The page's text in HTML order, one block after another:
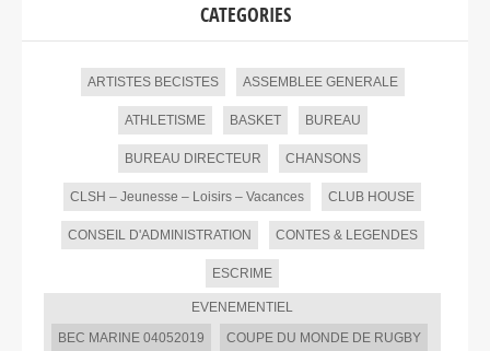
CATEGORIES
ARTISTES BECISTES ASSEMBLEE GENERALE
ATHLETISME BASKET BUREAU
BUREAU DIRECTEUR CHANSONS
CLSH – Jeunesse – Loisirs – Vacances CLUB HOUSE
CONSEIL D'ADMINISTRATION CONTES & LEGENDES
ESCRIME
EVENEMENTIEL
BEC MARINE 04052019
COUPE DU MONDE DE RUGBY